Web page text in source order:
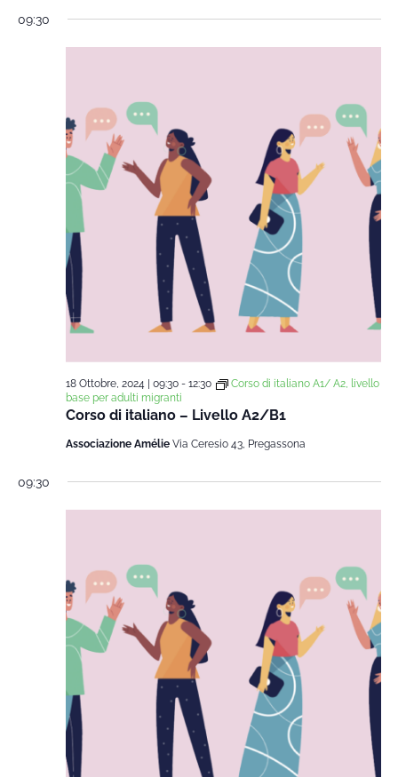
09:30
Corso di italiano – Livello A2/B1
18 Ottobre, 2024 | 09:30- 12:30
Corso di italiano A1/ A2, livello
base per adulti migranti
Associazione Amélie Via Ceresio 43, Pregassona
09:30